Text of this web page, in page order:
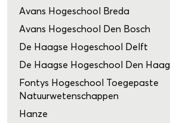
Avans Hogeschool Breda
Avans Hogeschool Den Bosch
De Haagse Hogeschool Delft
De Haagse Hogeschool Den Haag
Fontys Hogeschool Toegepaste
Natuurwetenschappen
Hanze